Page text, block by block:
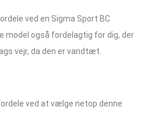
ved en Sigma Sport BC
model også fordelagtig for dig, der
vejr, da den er vandtæt.
ved at vælge netop denne